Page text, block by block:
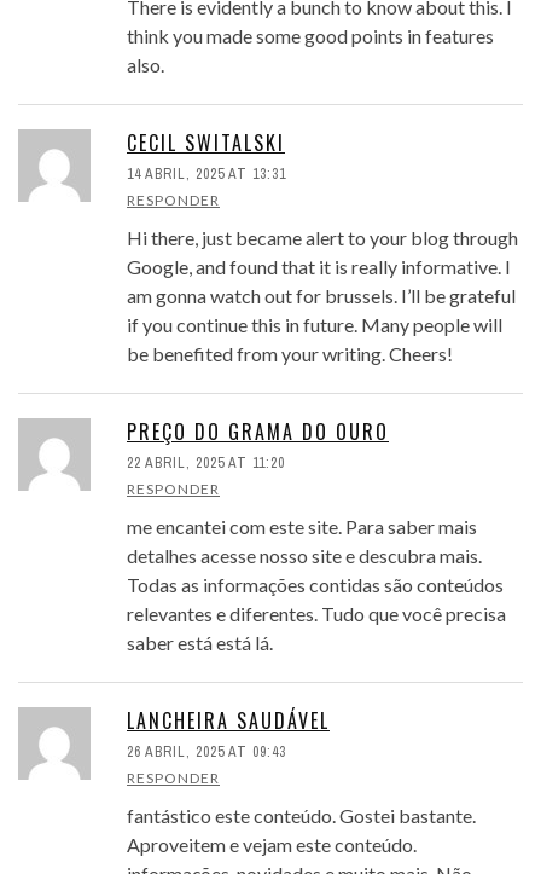
There is evidently a bunch to know about this. I
think you made some good points in features
also.
CECIL SWITALSKI
14 ABRIL, 2025 AT 13:31
RESPONDER
Hi there, just became alert to your blog through
Google, and found that it is really informative. I
am gonna watch out for brussels. I’ll be grateful
if you continue this in future. Many people will
be benefited from your writing. Cheers!
PREÇO DO GRAMA DO OURO
22 ABRIL, 2025 AT 11:20
RESPONDER
me encantei com este site. Para saber mais
detalhes acesse nosso site e descubra mais.
Todas as informações contidas são conteúdos
relevantes e diferentes. Tudo que você precisa
saber está está lá.
LANCHEIRA SAUDÁVEL
26 ABRIL, 2025 AT 09:43
RESPONDER
fantástico este conteúdo. Gostei bastante.
Aproveitem e vejam este conteúdo.